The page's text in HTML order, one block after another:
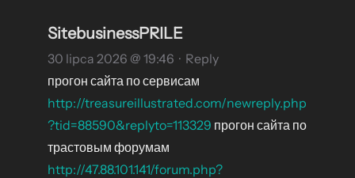
SitebusinessPRILE
30 lipca 2026 @ 19:46 · Reply
прогон сайта по сервисам
http://treasureillustrated.com/newreply.php
?tid=88590&replyto=113329 прогон сайта по
трастовым форумам
http://47.88.101.141/forum.php?